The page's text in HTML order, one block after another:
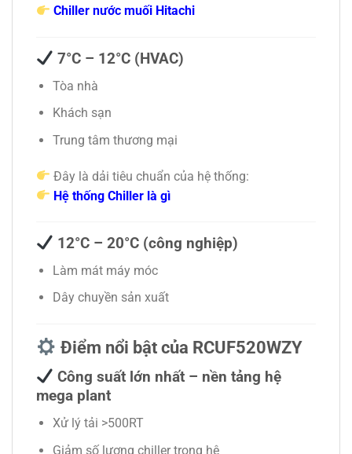
Chiller nước muối Hitachi
7°C – 12°C (HVAC)
Tòa nhà
Khách sạn
Trung tâm thương mại
Đây là dải tiêu chuẩn của hệ thống:
Hệ thống Chiller là gì
12°C – 20°C (công nghiệp)
Làm mát máy móc
Dây chuyền sản xuất
Điểm nổi bật của RCUF520WZY
Công suất lớn nhất – nền tảng hệ
mega plant
Xử lý tải >500RT
Giảm số lượng chiller trong hệ